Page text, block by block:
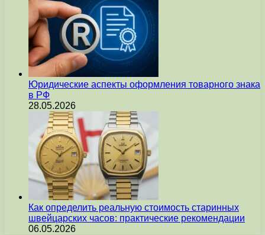
Юридические аспекты оформления товарного знака
в РФ
28.05.2026
Как определить реальную стоимость старинных
швейцарских часов: практические рекомендации
06.05.2026